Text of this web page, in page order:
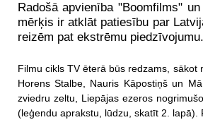
Radošā apvienība "Boomfilms"
mērķis ir atklāt patiesību par
reizēm pat ekstrēmu piedzīvojumu.
Filmu cikls TV ēterā būs redzams, sākot
Horens Stalbe, Nauris Kāpostiņš un
zviedru zeltu, Liepājas ezeros
(leģendu aprakstu, lūdzu, skatīt 2. lapā).